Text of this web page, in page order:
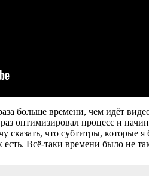
больше времени, чем идёт
оптимизировал процесс и
сказать, что субтитры,
Всё-таки времени было не